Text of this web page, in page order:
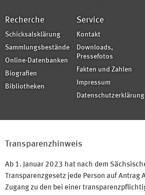
Recherche
Schicksalsklärung
Sammlungsbestände
Online-Datenbanken
Biografien
Bibliotheken
Service
Kontakt
Downloads,
Pressefotos
Fakten und Zahlen
Impressum
Datenschutzerklärung
Transparenzhinweis
Ab 1. Januar 2023 hat nach dem
Transparenzgesetz jede Person auf Antrag
Zugang zu den bei einer